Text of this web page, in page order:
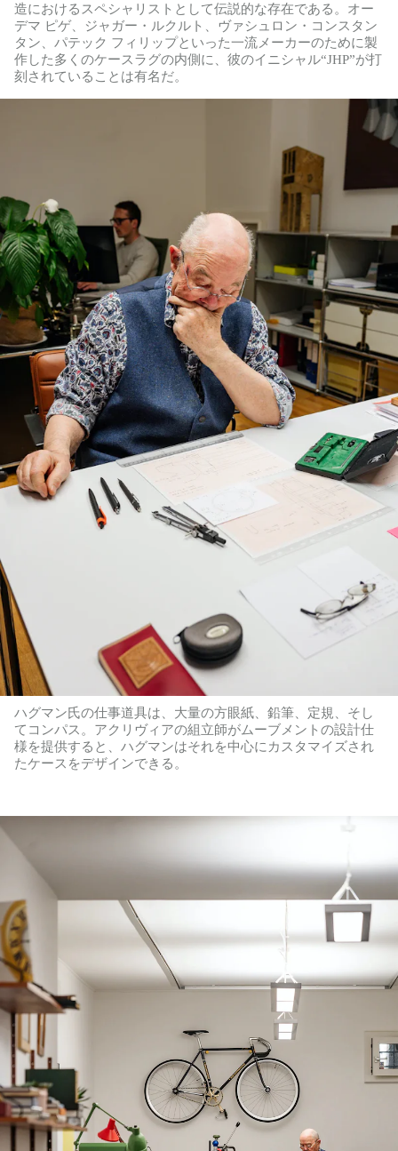
造におけるスペシャリストとして伝説的な存在である。オー
デマ ピゲ、ジャガー・ルクルト、ヴァシュロン・コンスタン
タン、パテック フィリップといった一流メーカーのために製
作した多くのケースラグの内側に、彼のイニシャル“JHP”が打
刻されていることは有名だ。
ハグマン氏の仕事道具は、大量の方眼紙、鉛筆、定規、そし
てコンパス。アクリヴィアの組立師がムーブメントの設計仕
様を提供すると、ハグマンはそれを中心にカスタマイズされ
たケースをデザインできる。